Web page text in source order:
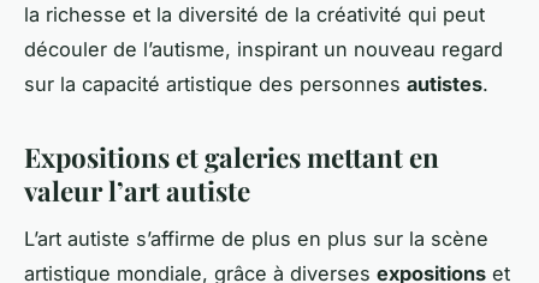
la richesse et la diversité de la créativité qui peut
découler de l’autisme, inspirant un nouveau regard
sur la capacité artistique des personnes autistes.
Expositions et galeries mettant en
valeur l’art autiste
L’art autiste s’affirme de plus en plus sur la scène
artistique mondiale, grâce à diverses expositions et